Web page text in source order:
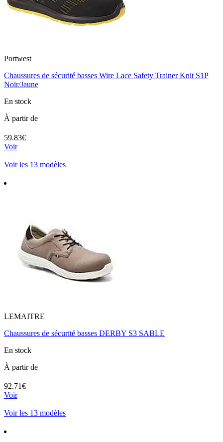
Portwest
Chaussures de sécurité basses Wire Lace Safety Trainer Knit S1P
Noir/Jaune
En stock
À partir de
59.83€
Voir
Voir les 13 modèles
LEMAITRE
Chaussures de sécurité basses DERBY S3 SABLE
En stock
À partir de
92.71€
Voir
Voir les 13 modèles